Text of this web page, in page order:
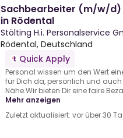
Sachbearbeiter (m/w/d)
in Rödental
Stölting H.i. Personalservice
Rödental, Deutschland
Quick Apply
Personal wissen um den Wert
für Dich da, persönlich und
Nähe.Wir bieten Dir eine faire
Mehr anzeigen
Zuletzt aktualisiert: vor über 30